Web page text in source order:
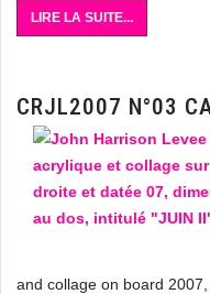
LIRE LA SUITE...
CRJL2007 N°03
and collage on board